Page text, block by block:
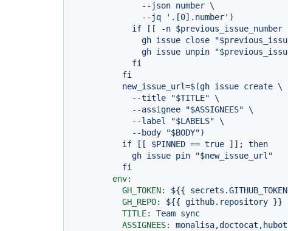
env:
GH_TOKEN:
${{ secrets.GITHUB_TOKEN
GH_REPO:
${{ github.repository }}
TITLE:
Team sync
ASSIGNEES:
monalisa,doctocat,hubot